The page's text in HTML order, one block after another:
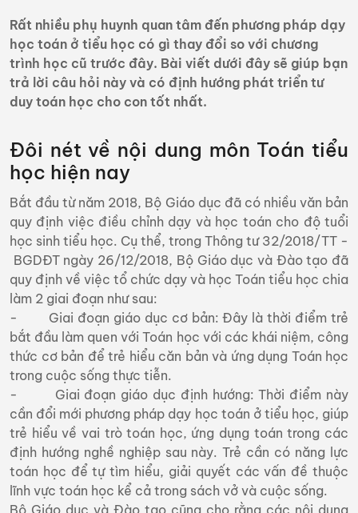
Rất nhiều phụ huynh quan tâm đến phương pháp dạy
học toán ở tiểu học có gì thay đổi so với chương
trình học cũ trước đây. Bài viết dưới đây sẽ giúp bạn
trả lời câu hỏi này và có định hướng phát triển tư
duy toán học cho con tốt nhất.
Đôi nét về nội dung môn Toán tiểu
học hiện nay
Bắt đầu từ năm 2018, Bộ Giáo dục đã có nhiều văn bản
quy định việc điều chỉnh dạy và học toán cho độ tuổi
học sinh tiểu học. Cụ thể, trong Thông tư 32/2018/TT -
BGDĐT ngày 26/12/2018, Bộ Giáo dục và Đào tạo đã
quy định về việc tổ chức dạy và học Toán tiểu học chia
làm 2 giai đoạn như sau:
- Giai đoạn giáo dục cơ bản: Đây là thời điểm trẻ
bắt đầu làm quen với Toán học với các khái niệm, công
thức cơ bản để trẻ hiểu căn bản và ứng dụng Toán học
trong cuộc sống thực tiễn.
- Giai đoạn giáo dục định hướng: Thời điểm này
cần đổi mới phương pháp dạy học toán ở tiểu học, giúp
trẻ hiểu về vai trò toán học, ứng dụng toán trong các
định hướng nghề nghiệp sau này. Trẻ cần có năng lực
toán học để tự tìm hiểu, giải quyết các vấn đề thuộc
lĩnh vực toán học kể cả trong sách vở và cuộc sống.
Bộ Giáo dục và Đào tạo cũng cho rằng các nội dung